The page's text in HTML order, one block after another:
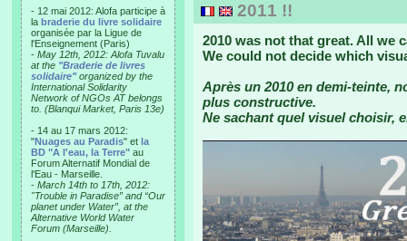
- 12 mai 2012: Alofa participe à
la braderie du livre solidaire
organisée par la Ligue de
l'Enseignement (Paris)
- May 12th, 2012: Alofa Tuvalu
at the "Braderie de livres
solidaire"organized by the
International Solidarity
Network of NGOs AT belongs
to. (Blanqui Market, Paris 13e)
- 14 au 17 mars 2012:
"Nuages au Paradis" et la
BD "A l'eau, la Terre" au
Forum Alternatif Mondial de
l'Eau - Marseille.
- March 14th to 17th, 2012:
"Trouble in Paradise” and “Our
planet under Water”, at the
Alternative World Water
Forum (Marseille).
2011 !!
2010 was not that great. All we
We could not decide which
Après un 2010 en demi-teinte,
plus constructive.
Ne sachant quel visuel choisir,